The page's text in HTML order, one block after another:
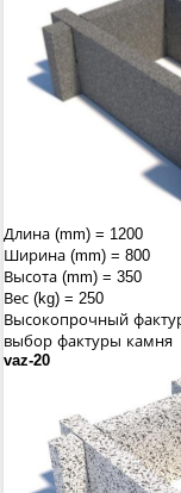
Длина (mm) = 1200
Ширина (mm) = 800
Высота (mm) = 350
Вес (kg) = 250
Высокопрочный
выбор фактуры камня
vaz-20